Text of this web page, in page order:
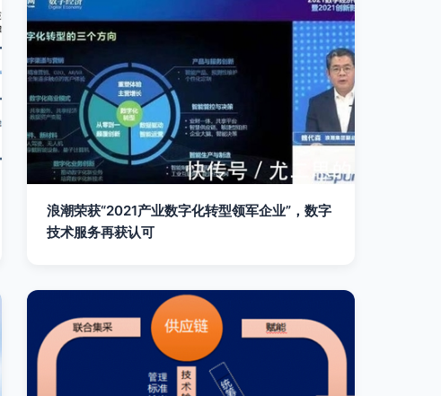
浪潮荣获“2021产业数字化转型领军企业”，数字
技术服务再获认可